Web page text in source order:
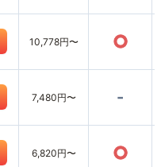
10,778円〜 ○
7,480円〜 -
6,820円〜 ○